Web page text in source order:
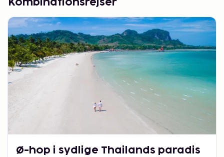
Kombinationsrejser
Ø-hop i sydlige Thailands paradis